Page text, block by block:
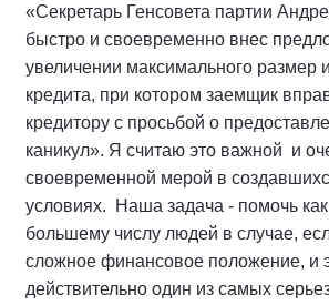
«Секретарь Генсовета партии
быстро и своевременно внес
увеличении максимального размер
кредита, при котором заемщик
кредитору с просьбой о
каникул». Я считаю это важной и
своевременной мерой в
условиях. Наша задача - помочь
большему числу людей в случае,
сложное финансовое положение, и
действительно один из самых